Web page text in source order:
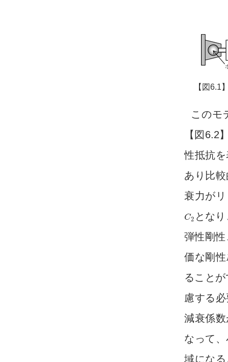
【図6.1
このモ
【図6.2
性抵抗
あり比
衰力が
C2
C2 とな
弾性剛性
価な剛性
ること
慮する
減衰係
なって
域にな